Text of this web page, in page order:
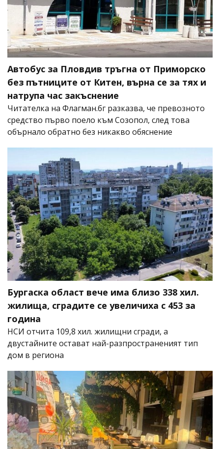
Автобус за Пловдив тръгна от Приморско
без пътниците от Китен, върна се за тях и
натрупа час закъснение
Читателка на Флагман.бг разказва, че превозното
средство първо поело към Созопол, след това
обърнало обратно без никакво обяснение
Бургаска област вече има близо 338 хил.
жилища, сградите се увеличиха с 453 за
година
НСИ отчита 109,8 хил. жилищни сгради, а
двустайните остават най-разпространеният тип
дом в региона